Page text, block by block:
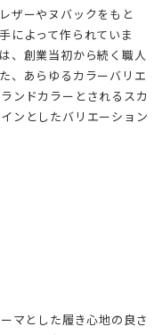
ザーやヌバックをもと
によって作られていま
、創業当初から続く職人
、あらゆるカラーバリエ
ンドカラーとされるスカ
ンとしたバリエーション
マとした履き心地の良さ